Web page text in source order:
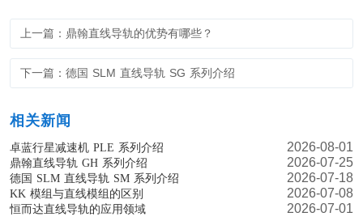
上一篇：鼎翰直线导轨的优势有哪些？
下一篇：德国 SLM 直线导轨 SG 系列介绍
相关新闻
卓蓝行星减速机 PLE 系列介绍 2026-08-01
鼎翰直线导轨 GH 系列介绍 2026-07-25
德国 SLM 直线导轨 SM 系列介绍 2026-07-18
KK 模组与直线模组的区别 2026-07-08
恒而达直线导轨的应用领域 2026-07-01